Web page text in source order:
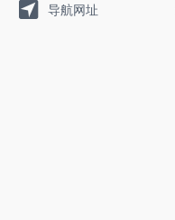
导航网址